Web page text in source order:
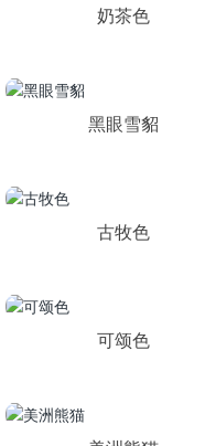
奶茶色
黑眼雪貂
古牧色
可颂色